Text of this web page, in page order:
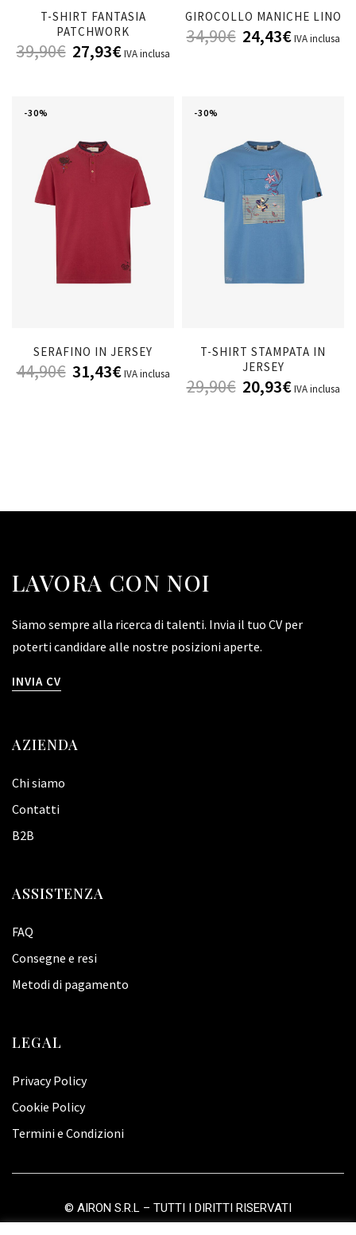
T-SHIRT FANTASIA
PATCHWORK
39,90€ 27,93€ IVA inclusa
GIROCOLLO MANICHE LINO
34,90€ 24,43€ IVA inclusa
-30%
SERAFINO IN JERSEY
44,90€ 31,43€ IVA inclusa
-30%
T-SHIRT STAMPATA IN
JERSEY
29,90€ 20,93€ IVA inclusa
LAVORA CON NOI
Siamo sempre alla ricerca di talenti. Invia il tuo CV per
poterti candidare alle nostre posizioni aperte.
INVIA CV
AZIENDA
Chi siamo
Contatti
B2B
ASSISTENZA
FAQ
Consegne e resi
Metodi di pagamento
LEGAL
Privacy Policy
Cookie Policy
Termini e Condizioni
© AIRON S.R.L – TUTTI I DIRITTI RISERVATI